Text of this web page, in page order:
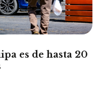
es de hasta 20